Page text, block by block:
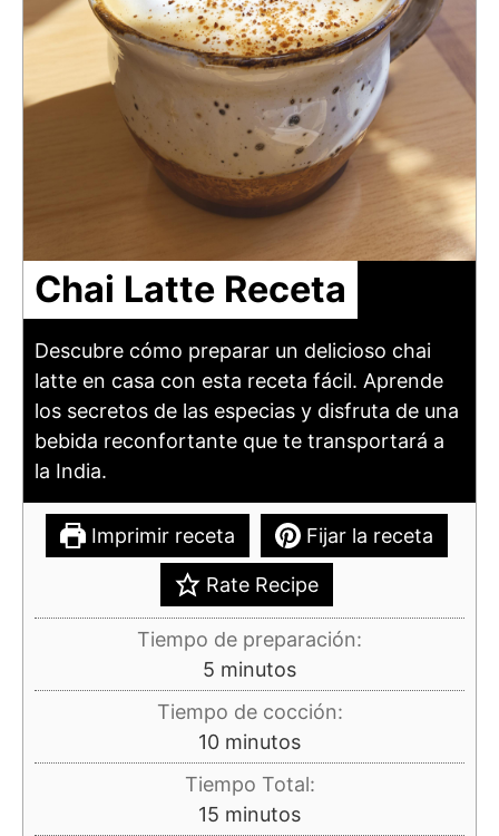
Chai Latte Receta
Descubre cómo preparar un delicioso chai
latte en casa con esta receta fácil. Aprende
los secretos de las especias y disfruta de una
bebida reconfortante que te transportará a
la India.
Imprimir receta Fijar la receta
Rate Recipe
Tiempo de preparación:
5 minutos
minutos
Tiempo de cocción:
10minutos
minutos
Tiempo Total:
15 minutos
minutos